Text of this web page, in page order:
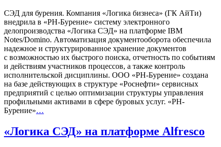
СЭД для бурения. Компания «Логика бизнеса» (ГК АйТи)
внедрила в «РН-Бурение» систему электронного
делопроизводства «Логика СЭД» на платформе IBM
Notes/Domino. Автоматизация документооборота обеспечила
надежное и структурированное хранение документов
с возможностью их быстрого поиска, отчетность по событиям
и действиям участников процессов, а также контроль
исполнительской дисциплины. ООО «РН-Бурение» создана
на базе действующих в структуре «Роснефти» сервисных
предприятий с целью оптимизации структуры управления
профильными активами в сфере буровых услуг. «РН-
Бурение»…
«Логика СЭД» на платформе Alfresco